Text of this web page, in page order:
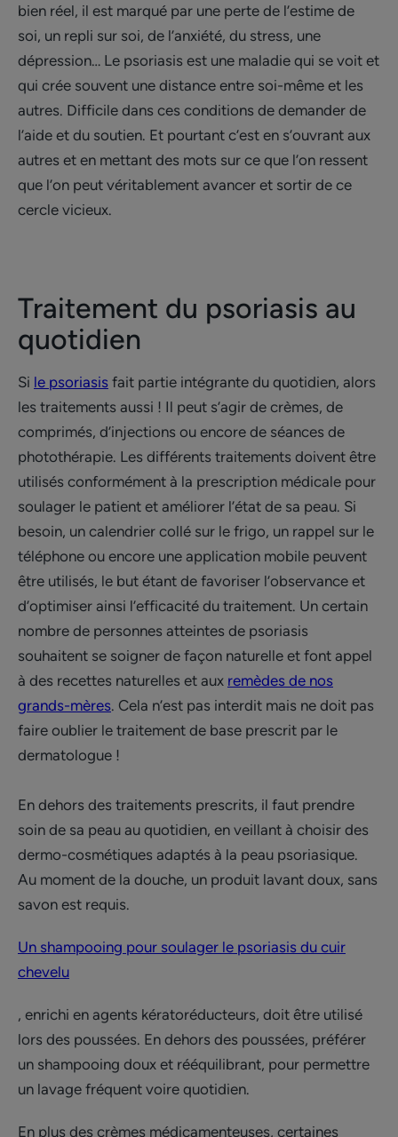
bien réel, il est marqué par une perte de l’estime de
soi, un repli sur soi, de l’anxiété, du stress, une
dépression… Le psoriasis est une maladie qui se voit et
qui crée souvent une distance entre soi-même et les
autres. Difficile dans ces conditions de demander de
l’aide et du soutien. Et pourtant c’est en s’ouvrant aux
autres et en mettant des mots sur ce que l’on ressent
que l’on peut véritablement avancer et sortir de ce
cercle vicieux.
Traitement du psoriasis au
quotidien
Si le psoriasis fait partie intégrante du quotidien, alors
les traitements aussi ! Il peut s’agir de crèmes, de
comprimés, d’injections ou encore de séances de
photothérapie. Les différents traitements doivent être
utilisés conformément à la prescription médicale pour
soulager le patient et améliorer l’état de sa peau. Si
besoin, un calendrier collé sur le frigo, un rappel sur le
téléphone ou encore une application mobile peuvent
être utilisés, le but étant de favoriser l’observance et
d’optimiser ainsi l’efficacité du traitement. Un certain
nombre de personnes atteintes de psoriasis
souhaitent se soigner de façon naturelle et font appel
à des recettes naturelles et aux remèdes de nos
grands-mères. Cela n’est pas interdit mais ne doit pas
faire oublier le traitement de base prescrit par le
dermatologue !
En dehors des traitements prescrits, il faut prendre
soin de sa peau au quotidien, en veillant à choisir des
dermo-cosmétiques adaptés à la peau psoriasique.
Au moment de la douche, un produit lavant doux, sans
savon est requis.
Un shampooing pour soulager le psoriasis du cuir
chevelu
, enrichi en agents kératoréducteurs, doit être utilisé
lors des poussées. En dehors des poussées, préférer
un shampooing doux et rééquilibrant, pour permettre
un lavage fréquent voire quotidien.
En plus des crèmes médicamenteuses, certaines